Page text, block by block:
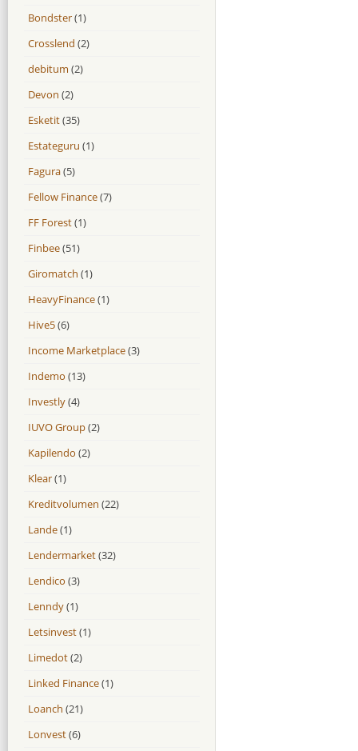
Bondster(1)
Crosslend (2)
debitum (2)
Devon (2)
Esketit(35)
Estateguru (1)
Fagura(5)
Fellow Finance(7)
FF Forest(1)
Finbee(51)
Giromatch (1)
HeavyFinance(1)
Hive5(6)
Income Marketplace(3)
Indemo (13)
Investly(4)
IUVO Group(2)
Kapilendo (2)
Klear(1)
Kreditvolumen (22)
Lande(1)
Lendermarket(32)
Lendico (3)
Lenndy(1)
Letsinvest(1)
Limedot(2)
Linked Finance(1)
Loanch (21)
Lonvest(6)